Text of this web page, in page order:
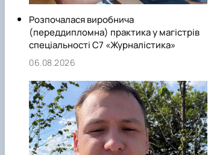
Розпочалася виробнича
(переддипломна) практика у магістрів
спеціальності С7 «Журналістика»
06.08.2026